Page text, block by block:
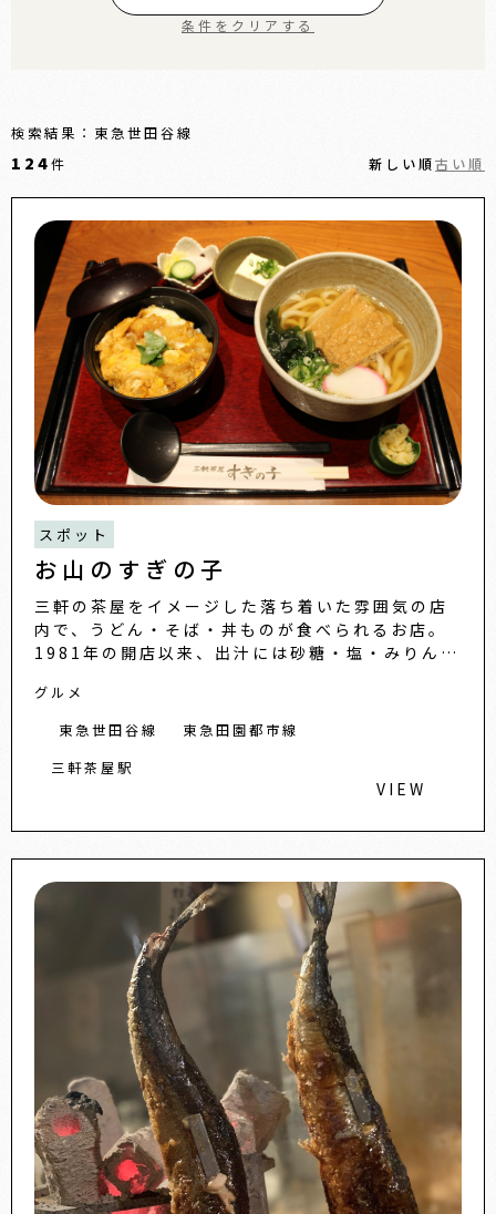
条件をクリアする
検索結果：東急世田谷線
124件 新しい順古い順
スポット
お山のすぎの子
三軒の茶屋をイメージした落ち着いた雰囲気の店
内で、うどん・そば・丼ものが食べられるお店。
1981年の開店以来、出汁には砂糖・塩・みりんを
で、じっくりと時間...
グルメ
東急世田谷線
東急田園都市線
三軒茶屋駅
VIEW